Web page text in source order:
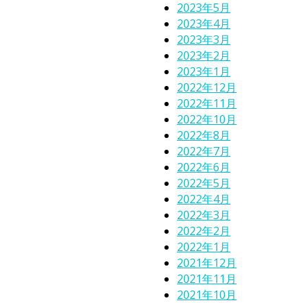
2023年5月
2023年4月
2023年3月
2023年2月
2023年1月
2022年12月
2022年11月
2022年10月
2022年8月
2022年7月
2022年6月
2022年5月
2022年4月
2022年3月
2022年2月
2022年1月
2021年12月
2021年11月
2021年10月